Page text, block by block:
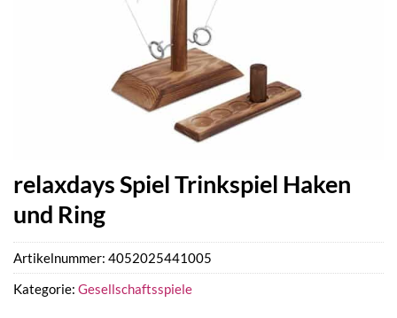
relaxdays Spiel Trinkspiel Haken
und Ring
Artikelnummer: 4052025441005
Kategorie: Gesellschaftsspiele